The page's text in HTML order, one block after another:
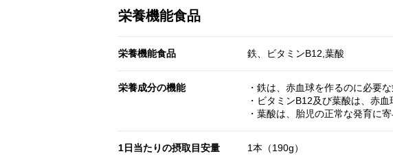
栄養機能食品
栄養機能食品 鉄、ビタミンB12,葉酸
栄養成分の機能
・鉄は、赤血球を作るのに必要な
・ビタミンB12及び葉酸は、赤
・葉酸は、胎児の正常な発育に
1日当たりの摂取目安量 1本（190g）